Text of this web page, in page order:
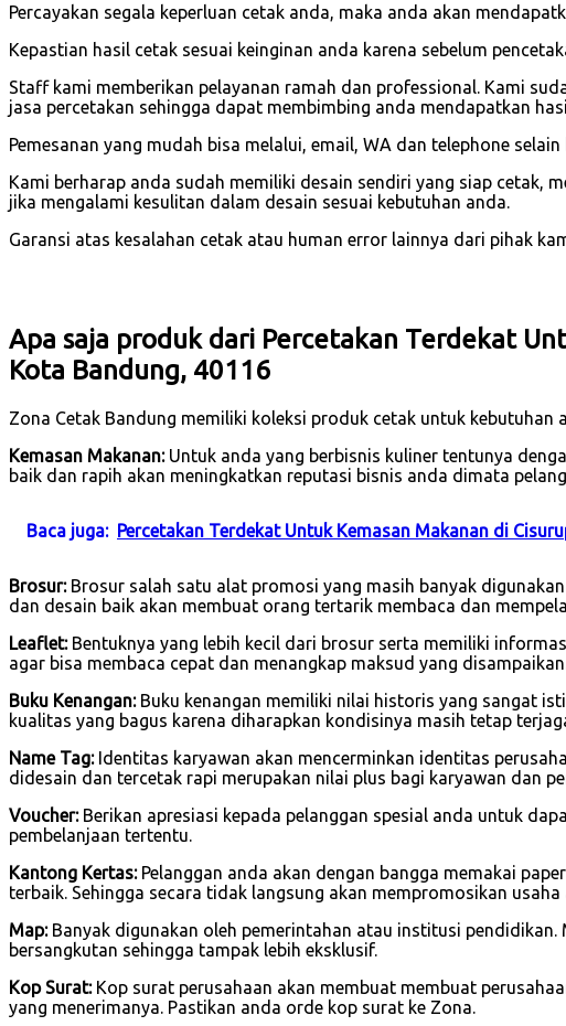
Percayakan segala keperluan cetak anda, maka anda akan
Kepastian hasil cetak sesuai keinginan anda karena sebelum
Staff kami memberikan pelayanan ramah dan professional. Kami
jasa percetakan sehingga dapat membimbing anda mendapatkan
Pemesanan yang mudah bisa melalui, email, WA dan telephone
Kami berharap anda sudah memiliki desain sendiri yang siap cetak,
jika mengalami kesulitan dalam desain sesuai kebutuhan anda.
Garansi atas kesalahan cetak atau human error lainnya dari pihak
Apa saja produk dari Percetakan Terdekat
Kota Bandung, 40116
Zona Cetak Bandung memiliki koleksi produk cetak untuk kebutuhan
Kemasan Makanan:Untuk anda yang berbisnis kuliner tentunya
baik dan rapih akan meningkatkan reputasi bisnis anda dimata
Baca juga: Percetakan Terdekat Untuk Kemasan Makanan di
Brosur:Brosur salah satu alat promosi yang masih banyak
dan desain baik akan membuat orang tertarik membaca dan
Leaflet:Bentuknya yang lebih kecil dari brosur serta memiliki
agar bisa membaca cepat dan menangkap maksud yang
Buku Kenangan:Buku kenangan memiliki nilai historis yang sangat
kualitas yang bagus karena diharapkan kondisinya masih tetap
Name Tag:Identitas karyawan akan mencerminkan identitas
didesain dan tercetak rapi merupakan nilai plus bagi karyawan dan
Voucher:Berikan apresiasi kepada pelanggan spesial anda untuk
pembelanjaan tertentu.
Kantong Kertas:Pelanggan anda akan dengan bangga memakai
terbaik. Sehingga secara tidak langsung akan mempromosikan usaha
Map:Banyak digunakan oleh pemerintahan atau institusi pendidikan.
bersangkutan sehingga tampak lebih eksklusif.
Kop Surat:Kop surat perusahaan akan membuat membuat
yang menerimanya. Pastikan anda orde kop surat ke Zona.